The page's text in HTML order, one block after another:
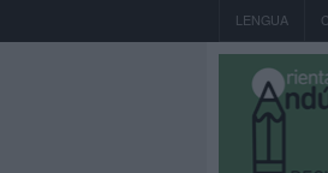
LENGUA